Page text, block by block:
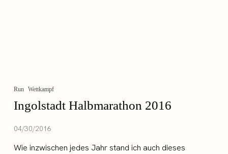
Run Wettkampf
Ingolstadt Halbmarathon 2016
04/30/2016
Wie inzwischen jedes Jahr stand ich auch dieses